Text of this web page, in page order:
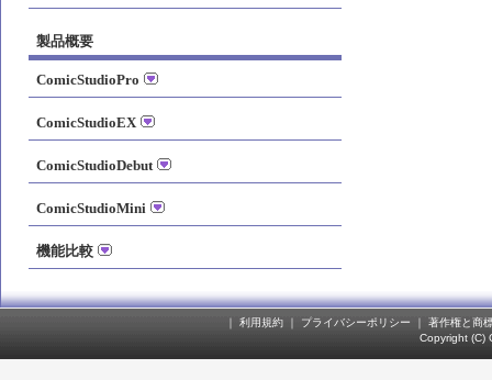
製品概要
ComicStudioPro
ComicStudioEX
ComicStudioDebut
ComicStudioMini
機能比較
｜ 利用規約 ｜ プライバシーポリシー ｜ 著作権と商
Copyright (C)